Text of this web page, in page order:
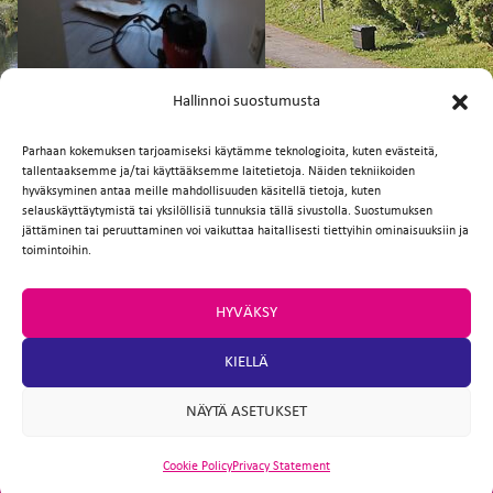
Hallinnoi suostumusta
Parhaan kokemuksen tarjoamiseksi käytämme teknologioita, kuten evästeitä,
tallentaaksemme ja/tai käyttääksemme laitetietoja. Näiden tekniikoiden
hyväksyminen antaa meille mahdollisuuden käsitellä tietoja, kuten
selauskäyttäytymistä tai yksilöllisiä tunnuksia tällä sivustolla. Suostumuksen
jättäminen tai peruuttaminen voi vaikuttaa haitallisesti tiettyihin ominaisuuksiin ja
toimintoihin.
HYVÄKSY
KIELLÄ
NÄYTÄ ASETUKSET
Cookie PolicyPrivacy Statement
Facebook
TwitterEmailWhatsApp